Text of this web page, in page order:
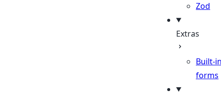
Zod
Extras
Built-in
forms